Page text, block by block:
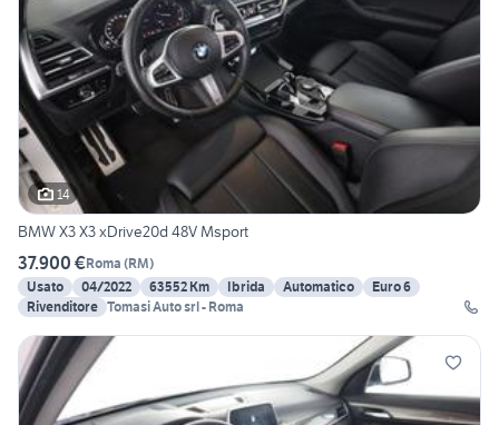
14
BMW X3 X3 xDrive20d 48V Msport
37.900 €Roma (RM)
Usato
04/2022 63552 Km Ibrida Automatico
Euro 6
Rivenditore Tomasi Auto srl - Roma